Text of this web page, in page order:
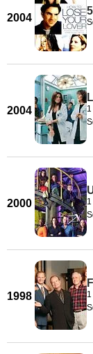
2004
2004
2000
1998